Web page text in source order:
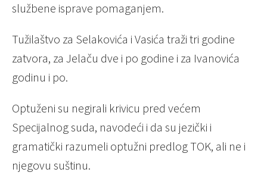
službene isprave pomaganjem.
Tužilaštvo za Selakovića i Vasića traži tri godine
zatvora, za Jelaču dve i po godine i za Ivanovića
godinu i po.
Optuženi su negirali krivicu pred većem
Specijalnog suda, navodeći i da su jezički i
gramatički razumeli optužni predlog TOK, ali ne i
njegovu suštinu.